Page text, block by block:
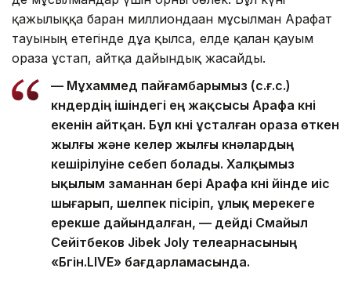
қажылыққа барған миллиондаған мұсылман Арафат
тауының етегінде дұға қылса, елде қалған қауым
ораза ұстап, айтқа дайындық жасайды.
— Мұхаммед пайғамбарымыз (с.ғ.с.)
күндердің ішіндегі ең жақсысы Арафа күні
екенін айтқан. Бұл күні ұсталған ораза өткен
жылғы және келер жылғы күнәлардың
кешірілуіне себеп болады. Халқымыз
ықылым заманнан бері Арафа күні үйінде иіс
шығарып, шелпек пісіріп, ұлық мерекеге
ерекше дайындалған, — дейді Смайыл
Сейітбеков Jibek Joly телеарнасының
«Бүгін.LIVE» бағдарламасында.